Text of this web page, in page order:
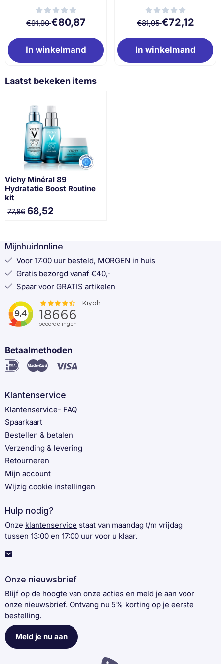
Van 91,90 voor 80,87
€91,90€80,87
In winkelmand
Van 81,95 voor
€81,95€72,12
In winkelmand
Laatst bekeken items
Vichy Minéral 89
Hydratatie Boost Routine
kit
77,86 68,52
Mijnhuidonline
Voor 17:00 uur besteld, MORGEN in huis
Gratis bezorgd vanaf €40,-
Spaar voor GRATIS artikelen
Betaalmethoden
Klantenservice
Klantenservice- FAQ
Spaarkaart
Bestellen & betalen
Verzending & levering
Retourneren
Mijn account
Wijzig cookie instellingen
Hulp nodig?
Onze klantenservice staat van maandag t/m vrijdag
tussen 13:00 en 17:00 uur voor u klaar.
Onze nieuwsbrief
Blijf op de hoogte van onze acties en meld je aan voor
onze nieuwsbrief. Ontvang nu 5% korting op je eerste
bestelling.
Meld je nu aan